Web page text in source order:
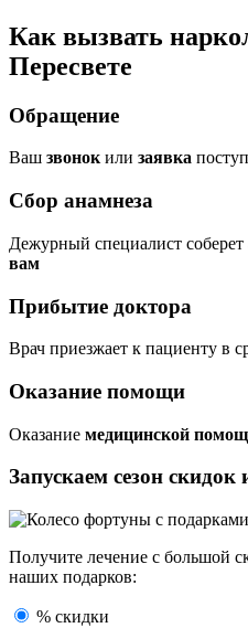
Как вызвать
Пересвете
Обращение
Ваш звонокили заявка
Сбор анамнеза
Дежурный специалист соберет
вам
Прибытие доктора
Врач приезжает к пациенту в
Оказание помощи
Оказание медицинской
Запускаем сезон скидок
Получите лечение с большой
наших подарков:
% скидки